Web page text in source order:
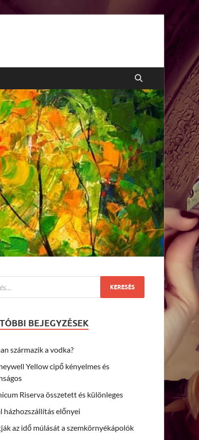
BEJEGYZÉSEK
származik a vodka?
Yellow cipő kényelmes és
Riserva összetett és különleges
házhozszállítás előnyei
az idő múlását a szemkörnyékápolók